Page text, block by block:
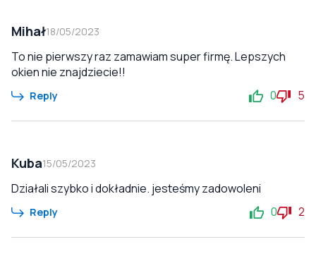
Mihał18/05/2023
To nie pierwszy raz zamawiam super firmę. Lepszych
okien nie znajdziecie!!
Reply 0 5
Kuba15/05/2023
Działali szybko i dokładnie. jesteśmy zadowoleni
Reply 0 2